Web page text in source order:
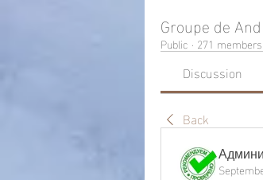
Groupe de
Public · 271 members
Discussion
Back